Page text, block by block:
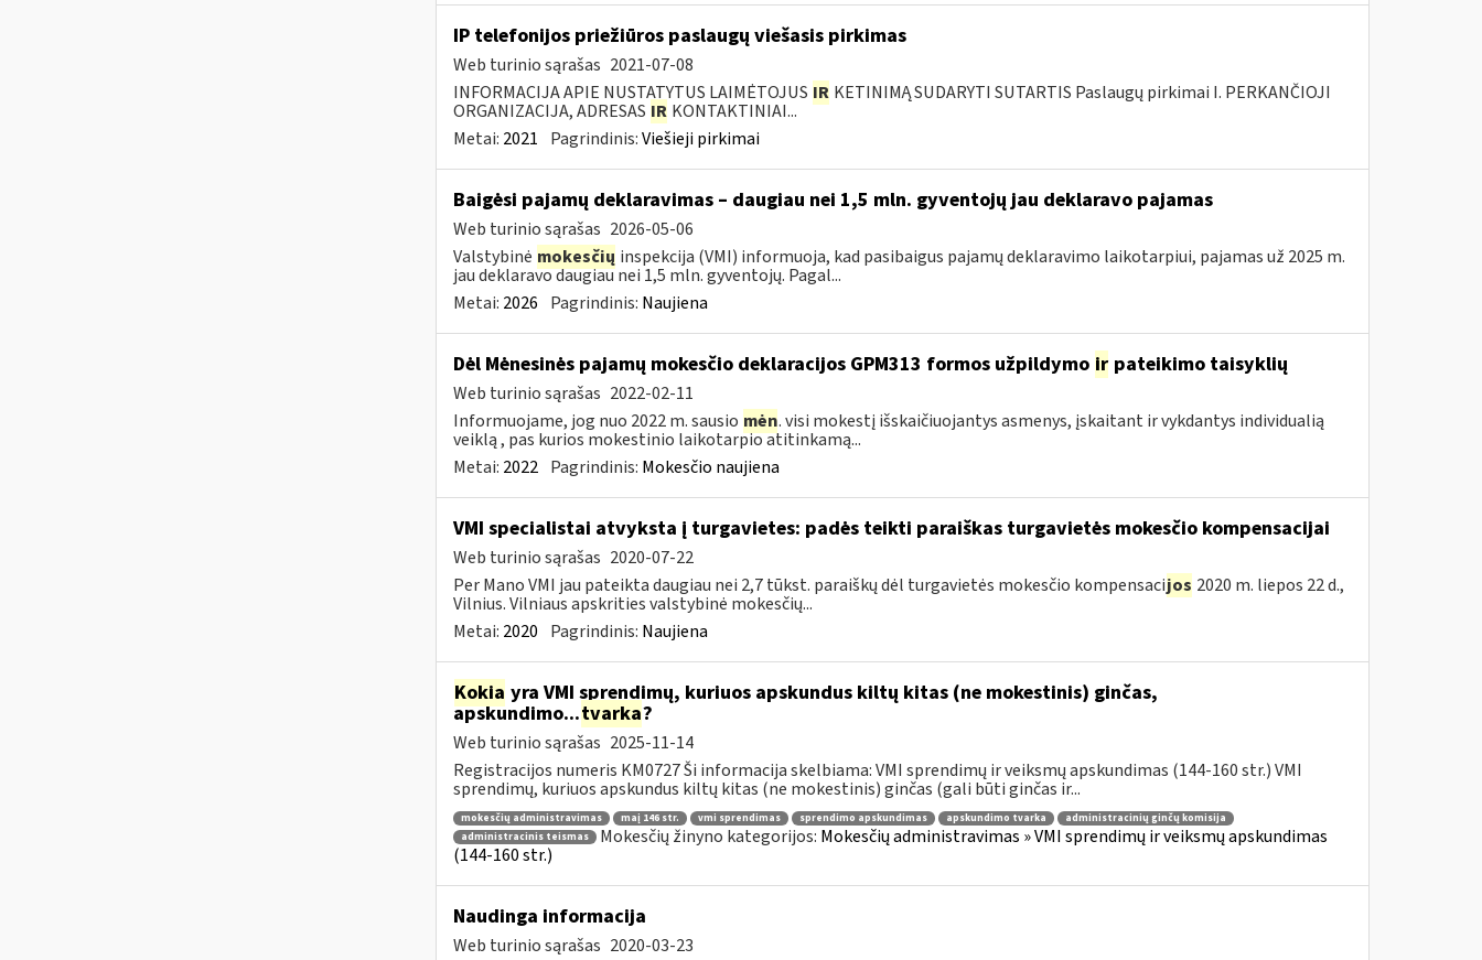
IP telefonijos priežiūros paslaugų viešasis pirkimas
Web turinio sąrašas 2021-07-08
INFORMACIJA APIE NUSTATYTUS LAIMĖTOJUS IR KETINIMĄ SUDARYTI SUTARTIS Paslaugų pirkimai I. PERKANČIOJI
ORGANIZACIJA, ADRESAS IR KONTAKTINIAI...
Metai: 2021 Pagrindinis:Viešieji pirkimai
Baigėsi pajamų deklaravimas – daugiau nei 1,5 mln. gyventojų jau deklaravo pajamas
Web turinio sąrašas 2026-05-06
Valstybinė mokesčių inspekcija (VMI) informuoja, kad pasibaigus pajamų deklaravimo laikotarpiui, pajamas už 2025 m.
jau deklaravo daugiau nei 1,5 mln. gyventojų. Pagal...
Metai: 2026 Pagrindinis: Naujiena
Dėl Mėnesinės pajamų mokesčio deklaracijos GPM313 formos užpildymo irpateikimo taisyklių
Web turinio sąrašas 2022-02-11
Informuojame, jog nuo 2022 m. sausio mėn. visi mokestį išskaičiuojantys asmenys, įskaitant ir vykdantys individualią
veiklą , pas kurios mokestinio laikotarpio atitinkamą...
Metai: 2022 Pagrindinis: Mokesčio naujiena
VMI specialistai atvyksta į turgavietes: padės teikti paraiškas turgavietės mokesčio kompensacijai
Web turinio sąrašas 2020-07-22
Per Mano VMI jau pateikta daugiau nei 2,7 tūkst. paraiškų dėl turgavietės mokesčio kompensacijos 2020 m. liepos 22 d.,
Vilnius. Vilniaus apskrities valstybinė mokesčių...
Metai: 2020 Pagrindinis: Naujiena
Kokia yra VMI sprendimų, kuriuos apskundus kiltų kitas (ne mokestinis) ginčas,
apskundimo...tvarka?
Web turinio sąrašas 2025-11-14
Registracijos numeris KM0727 Ši informacija skelbiama: VMI sprendimų ir veiksmų apskundimas (144-160 str.) VMI
sprendimų, kuriuos apskundus kiltų kitas (ne mokestinis) ginčas (gali būti ginčas ir...
mokesčių administravimas maį 146 str. vmi sprendimas sprendimo apskundimas apskundimo tvarka
administracinių ginčų komisija
administracinis teismas
Mokesčių žinyno kategorijos: Mokesčių administravimas » VMI sprendimų ir veiksmų apskundimas
(144-160 str.)
Naudinga informacija
Web turinio sąrašas 2020-03-23